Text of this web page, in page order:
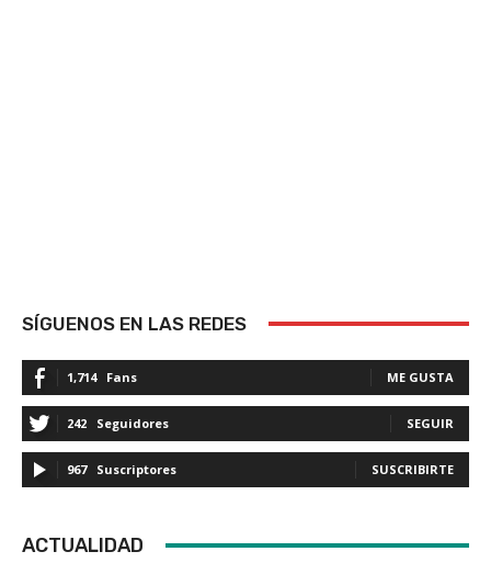
SÍGUENOS EN LAS REDES
1,714 Fans ME GUSTA
242 Seguidores SEGUIR
967 Suscriptores SUSCRIBIRTE
ACTUALIDAD